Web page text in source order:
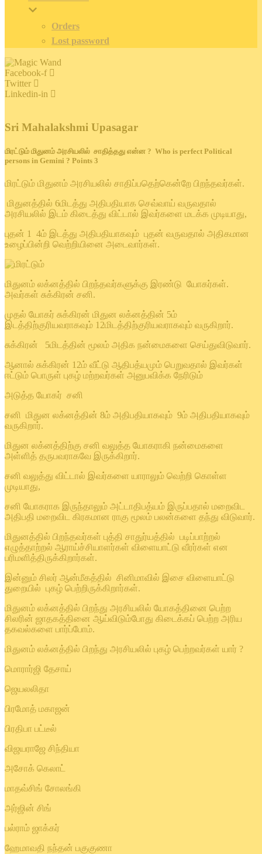
Orders
Lost password
Facebook-f
Twitter
Linkedin-in
Sri Mahalakshmi Upasagar
மிரட்டும் மிதுனம் அரசியலில் சாதித்தது என்ன ? Who is perfect Political
persons in Gemini ? Points 3
மிரட்டும் மிதுனம் அரசியலில் சாதிப்பதெற்கென்றே பிறந்தவர்கள்.
மிதுனத்தில் 6மிடத்து அதிபதியாக செவ்வாய் வருவதால்
அரசியலில் இடம் கிடைத்து விட்டால் இவர்களை மடக்க முடியாது,
புதன் 1 4ம் இடத்து அதிபதியாகவும் புதன் வருவதால் அதிகமான
உழைப்பின்றி வெற்றியினை அடைவார்கள்.
மிதுனம் லக்னத்தில் பிறந்தவர்களுக்கு இரண்டு யோகர்கள்.
அவர்கள் சுக்கிரன் சனி.
முதல் யோகர் சுக்கிரன் மிதுன லக்னத்தின் 5ம்
இடத்திற்குரியவராகவும் 12மிடத்திற்குரியவராகவும் வருகிறார்.
சுக்கிரன் 5மிடத்தின் மூலம் அதிக நன்மைகளை செய்துவிடுவார்.
ஆனால் சுக்கிரன் 12ம் வீட்டு ஆதிபத்யமும் பெறுவதால் இவர்கள்
ஈட்டும் பொருள் புகழ் மற்றவர்கள் அனுபவிக்க நேரிடும்
அடுத்த யோகர் சனி
சனி மிதுன லக்னத்தின் 8ம் அதிபதியாகவும் 9ம் அதிபதியாகவும்
வருகிறார்.
மிதுன லக்னத்திற்கு சனி வலுத்த யோகராகி நன்மைகளை
அள்ளித் தருபவராகவே இருக்கிறார்.
சனி வலுத்து விட்டால் இவர்களை யாராலும் வெற்றி கொள்ள
முடியாது,
சனி யோகராக இருந்தாலும் அட்டாதிபத்யம் இருப்பதால் மறைவிட
அதிபதி மறைவிட கிரகமான ராகு மூலம் பலன்களை தந்து விடுவார்.
மிதுனத்தில் பிறந்தவர்கள் புத்தி சாதுர்யத்தில் படிப்பாற்றல்
எழுத்தாற்றல் ஆராய்ச்சியாளர்கள் விளையாட்டு வீரர்கள் என
பரிமளித்திருக்கிறார்கள்.
இன்னும் சிலர் ஆன்மீகத்தில் சினிமாவில் இசை விளையாட்டு
துறையில் புகழ் பெற்றிருக்கிறார்கள்.
மிதுனம் லக்னத்தில் பிறந்து அரசியலில் யோகத்தினை பெற்ற
சிலரின் ஜாதகத்தினை ஆய்விடும்போது கிடைக்கப் பெற்ற அரிய
தகவல்களை பார்ப்போம்.
மிதுனம் லக்னத்தில் பிறந்து அரசியலில் புகழ் பெற்றவர்கள் யார் ?
மொரார்ஜி தேசாய்
ஜெயலலிதா
பிரமோத் மகாஜன்
பிரதிபா பட்டீல்
விஜயராஜே சிந்தியா
அசோக் கெலாட்
மாதவ்சிங் சோலங்கி
அர்ஜின் சிங்
பல்ராம் ஜாக்கர்
ஹேமாவதி நந்தன் பகுகுணா